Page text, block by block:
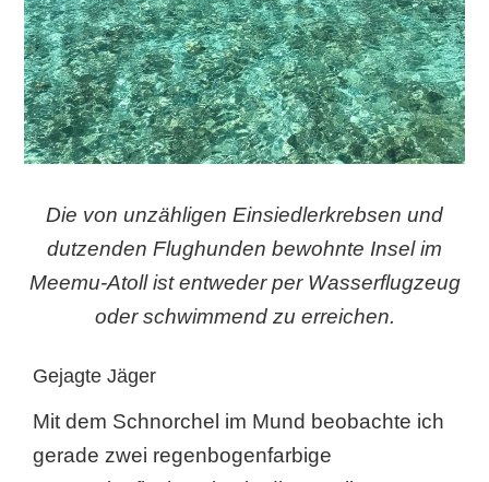
Die von unzähligen Einsiedlerkrebsen und
dutzenden Flughunden bewohnte Insel im
Meemu-Atoll ist entweder per Wasserflugzeug
oder schwimmend zu erreichen.
Gejagte Jäger
Mit dem Schnorchel im Mund beobachte ich
gerade zwei regenbogenfarbige